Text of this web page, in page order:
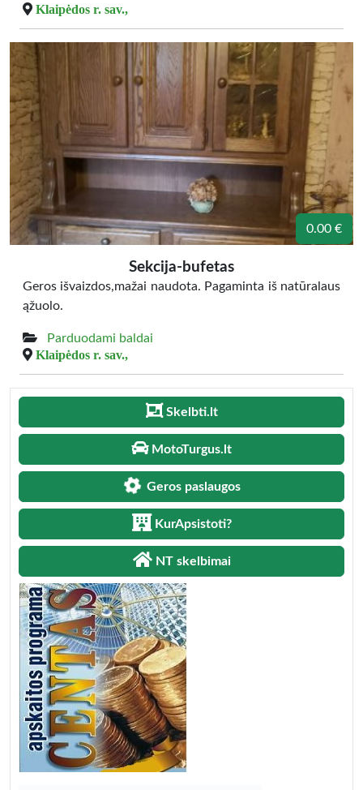
Klaipėdos r. sav.,
0.00 €
Sekcija-bufetas
Geros išvaizdos,mažai naudota. Pagaminta iš natūralaus
ąžuolo.
Parduodami baldai
Klaipėdos r. sav.,
Skelbti.lt
MotoTurgus.lt
Geros paslaugos
KurApsistoti?
NT skelbimai